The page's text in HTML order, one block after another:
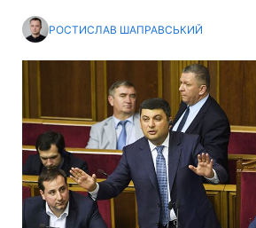
РОСТИСЛАВ ШАПРАВСЬКИЙ